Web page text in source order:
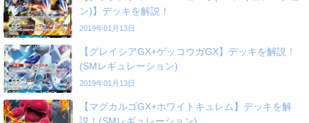
ン)】デッキを解説！
2019年01月13日
【グレイシアGX+ゲッコウガGX】デッキを解説！
(SMレギュレーション)
2019年01月13日
【マグカルゴGX+ホワイトキュレム】デッキを解
説！(SMレギュレーション)